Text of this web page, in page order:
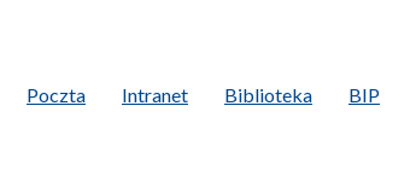
Pocztaopen in new window
Intranet Bibliotekaopen in
BIP